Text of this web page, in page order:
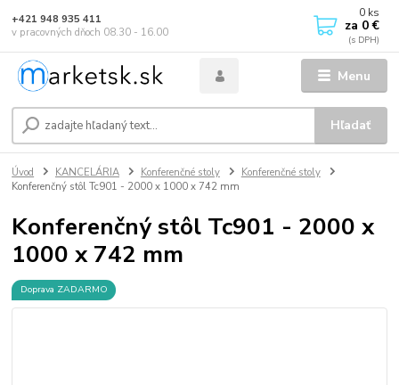
Menu
Hľadať
+421 948 935 411
v pracovných dňoch 08.30 - 16.00
0 ks
za 0 €
Úvod KANCELÁRIA Konferenčné stoly
Konferenčné stoly
Konferenčný stôl Tc901 - 2000 x 1000 x 742 mm
Konferenčný stôl Tc901 - 2000 x
1000 x 742 mm
Doprava ZADARMO